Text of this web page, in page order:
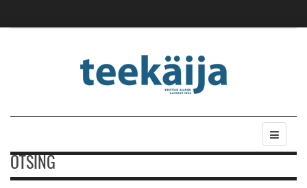
OTSING